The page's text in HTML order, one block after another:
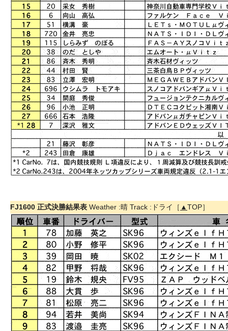
FJ1600 正式決勝結果表 Weather :晴 Track :ドライ［ ▲TOP］